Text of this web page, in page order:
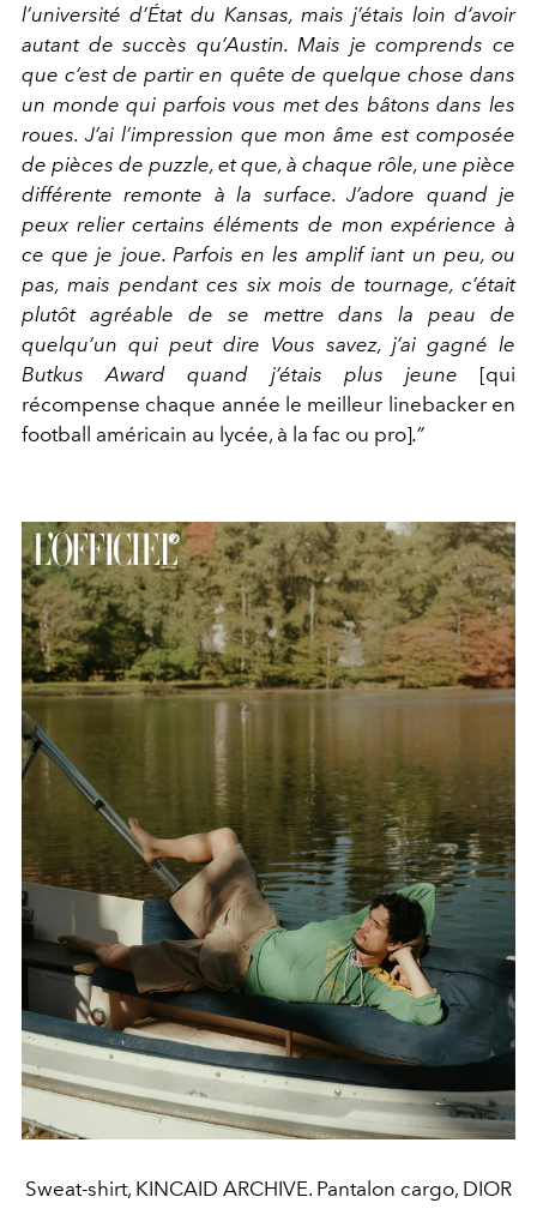
l’université d’État du Kansas, mais j’étais loin d’avoir
autant de succès qu’Austin. Mais je comprends ce
que c’est de partir en quête de quelque chose dans
un monde qui parfois vous met des bâtons dans les
roues. J’ai l’impression que mon âme est composée
de pièces de puzzle, et que, à chaque rôle, une pièce
différente remonte à la surface. J’adore quand je
peux relier certains éléments de mon expérience à
ce que je joue. Parfois en les amplif iant un peu, ou
pas, mais pendant ces six mois de tournage, c’était
plutôt agréable de se mettre dans la peau de
quelqu’un qui peut dire Vous savez, j’ai gagné le
Butkus Award quand j’étais plus jeune [qui
récompense chaque année le meilleur linebacker en
football américain au lycée, à la fac ou pro].”
Sweat-shirt, KINCAID ARCHIVE. Pantalon cargo, DIOR